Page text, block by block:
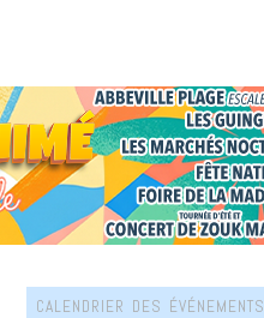
CALENDRIER DES ÉVÉNEMENTS